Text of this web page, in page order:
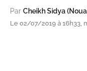
Par Cheikh Sidya
Le 02/07/2019 à 16h33,